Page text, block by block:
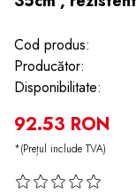
Cod produs:
Producător:
Disponibilitate:
92.53 RON
*(Prețul include TVA)